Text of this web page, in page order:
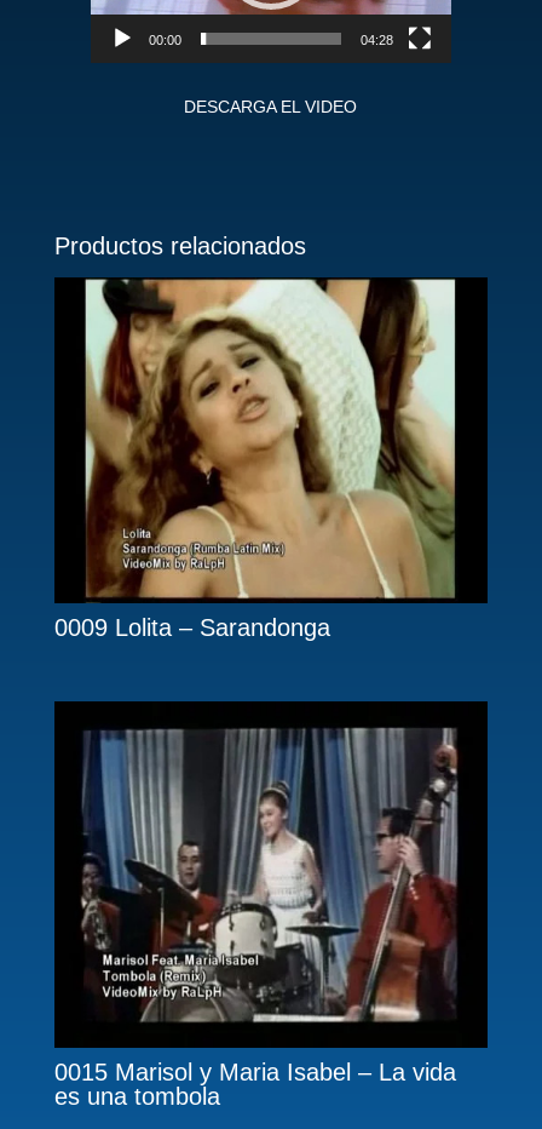
00:00 04:28
DESCARGA EL VIDEO
Productos relacionados
0009 Lolita – Sarandonga
0015 Marisol y Maria Isabel – La vida
es una tombola